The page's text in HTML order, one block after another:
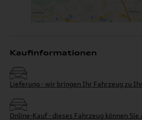
Kaufinformationen
Lieferung - wir bringen Ihr Fahrzeug zu
Online-Kauf - dieses Fahrzeug können Sie